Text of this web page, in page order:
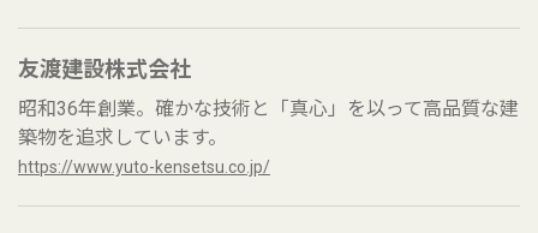
友渡建設株式会社
昭和36年創業。確かな技術と「真心」を以って高品質な建
築物を追求しています。
https://www.yuto-kensetsu.co.jp/